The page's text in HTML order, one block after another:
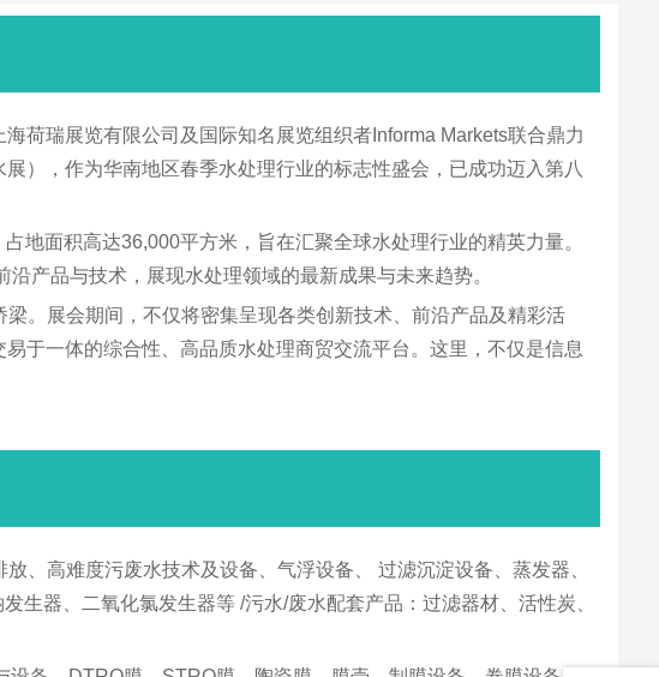
瑞展览有限公司及国际知名展览组织者Informa Markets联合鼎力
），作为华南地区春季水处理行业的标志性盛会，已成功迈入第八
地面积高达36,000平方米，旨在汇聚全球水处理行业的精英力量。
产品与技术，展现水处理领域的最新成果与未来趋势。
。展会期间，不仅将密集呈现各类创新技术、前沿产品及精彩活
于一体的综合性、高品质水处理商贸交流平台。这里，不仅是信息
、高难度污废水技术及设备、气浮设备、 过滤沉淀设备、蒸发器、
器、二氧化氯发生器等 /污水/废水配套产品：过滤器材、活性炭、